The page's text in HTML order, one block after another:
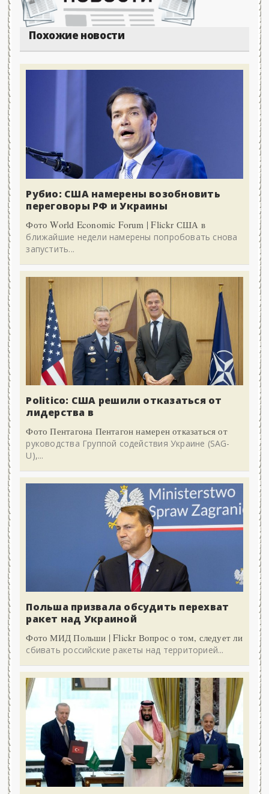
Похожие новости
Рубио: США намерены возобновить
переговоры РФ и Украины
Фото World Economic Forum | Flickr США в
ближайшие недели намерены попробовать снова
запустить...
Politico: США решили отказаться от
лидерства в
Фото Пентагона Пентагон намерен отказаться от
руководства Группой содействия Украине (SAG-
U),...
Польша призвала обсудить перехват
ракет над Украиной
Фото МИД Польши | Flickr Вопрос о том, следует ли
сбивать российские ракеты над территорией...